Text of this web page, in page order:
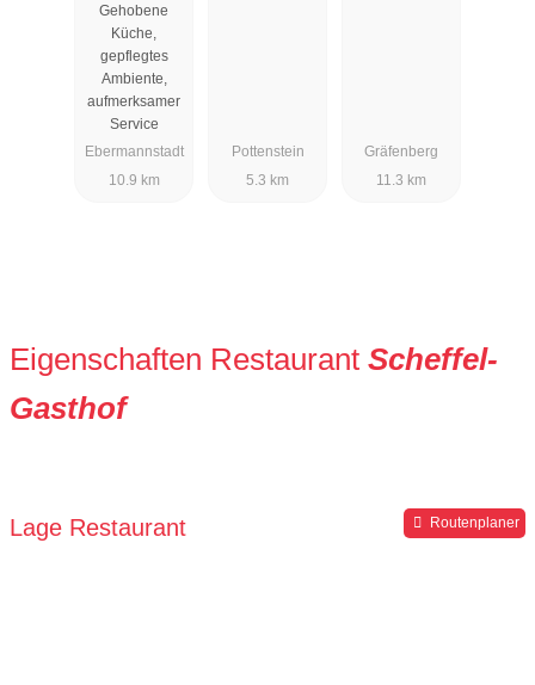
"
Gehobene
Küche,
gepflegtes
Ambiente,
aufmerksamer
Service
Ebermannstadt
10.9 km
Pottenstein
5.3 km
Gräfenberg
11.3 km
Eigenschaften Restaurant Scheffel-
Gasthof
Lage Restaurant Routenplaner